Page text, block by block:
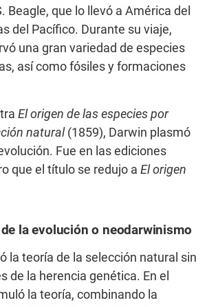
Beagle, que lo llevó a América del
del Pacífico. Durante su viaje,
una gran variedad de especies
así como fósiles y formaciones
Elorigen de las especies por
natural(1859), Darwin plasmó
Fue en las ediciones
que el título se redujo a El origen
la evolución o neodarwinismo
la teoría de la selección natural sin
de la herencia genética. En el
la teoría, combinando la